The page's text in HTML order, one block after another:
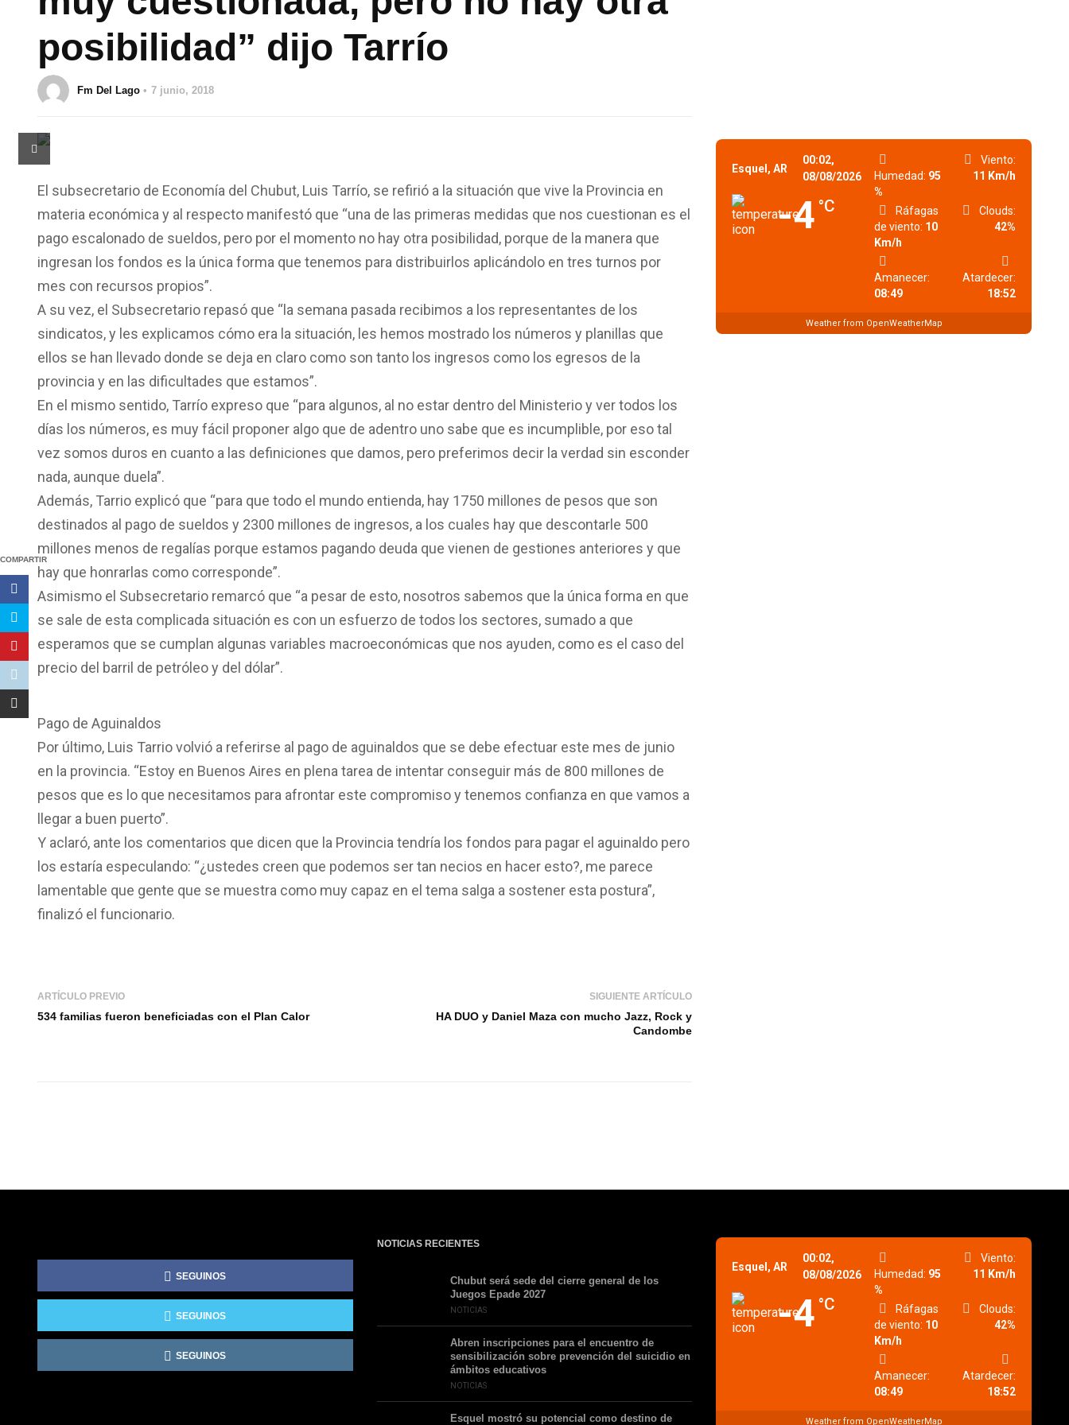
posibilidad” dijo Tarrío
Fm Del Lago 7 junio, 2018
COMPARTIR
El subsecretario de Economía del Chubut, Luis Tarrío, se refirió a la situación que vive la Provincia en
materia económica y al respecto manifestó que “una de las primeras medidas que nos cuestionan es el
pago escalonado de sueldos, pero por el momento no hay otra posibilidad, porque de la manera que
ingresan los fondos es la única forma que tenemos para distribuirlos aplicándolo en tres turnos por
mes con recursos propios”.
A su vez, el Subsecretario repasó que “la semana pasada recibimos a los representantes de los
sindicatos, y les explicamos cómo era la situación, les hemos mostrado los números y planillas que
ellos se han llevado donde se deja en claro como son tanto los ingresos como los egresos de la
provincia y en las dificultades que estamos”.
En el mismo sentido, Tarrío expreso que “para algunos, al no estar dentro del Ministerio y ver todos los
días los números, es muy fácil proponer algo que de adentro uno sabe que es incumplible, por eso tal
vez somos duros en cuanto a las definiciones que damos, pero preferimos decir la verdad sin esconder
nada, aunque duela”.
Además, Tarrio explicó que “para que todo el mundo entienda, hay 1750 millones de pesos que son
destinados al pago de sueldos y 2300 millones de ingresos, a los cuales hay que descontarle 500
millones menos de regalías porque estamos pagando deuda que vienen de gestiones anteriores y que
hay que honrarlas como corresponde”.
Asimismo el Subsecretario remarcó que “a pesar de esto, nosotros sabemos que la única forma en que
se sale de esta complicada situación es con un esfuerzo de todos los sectores, sumado a que
esperamos que se cumplan algunas variables macroeconómicas que nos ayuden, como es el caso del
precio del barril de petróleo y del dólar”.
Pago de Aguinaldos
Por último, Luis Tarrio volvió a referirse al pago de aguinaldos que se debe efectuar este mes de junio
en la provincia. “Estoy en Buenos Aires en plena tarea de intentar conseguir más de 800 millones de
pesos que es lo que necesitamos para afrontar este compromiso y tenemos confianza en que vamos a
llegar a buen puerto”.
Y aclaró, ante los comentarios que dicen que la Provincia tendría los fondos para pagar el aguinaldo pero
los estaría especulando: “¿ustedes creen que podemos ser tan necios en hacer esto?, me parece
lamentable que gente que se muestra como muy capaz en el tema salga a sostener esta postura”,
finalizó el funcionario.
ARTÍCULO PREVIO
534 familias fueron beneficiadas con el Plan Calor
SIGUIENTE ARTÍCULO
HA DUO y Daniel Maza con mucho Jazz, Rock y
Candombe
Esquel, AR
00:02,
08/08/2026
-4 °C
Humedad: 95
%
Viento:
11 Km/h
Ráfagas
de viento: 10
Km/h
Clouds:
42%
Amanecer:
08:49
Atardecer:
18:52
Weather from OpenWeatherMap
SEGUINOS
SEGUINOS
SEGUINOS
NOTICIAS RECIENTES
Chubut será sede del cierre general de los
Juegos Epade 2027
NOTICIAS
Abren inscripciones para el encuentro de
sensibilización sobre prevención del suicidio en
ámbitos educativos
NOTICIAS
Esquel mostró su potencial como destino de
Esquel, AR
00:02,
08/08/2026
-4 °C
Humedad: 95
%
Viento:
11 Km/h
Ráfagas
de viento: 10
Km/h
Clouds:
42%
Amanecer:
08:49
Atardecer:
18:52
Weather from OpenWeatherMap